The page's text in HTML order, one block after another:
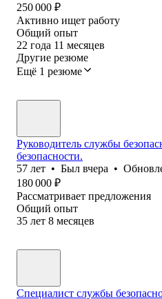
250 000 ₽
Активно ищет работу
Общий опыт
22 года 11 месяцев
Другие резюме
Ещё 1 резюме
Руководитель службы
безопасности.
57 лет • Был вчера •
180 000 ₽
Рассматривает предложения
Общий опыт
35 лет 8 месяцев
Специалист службы